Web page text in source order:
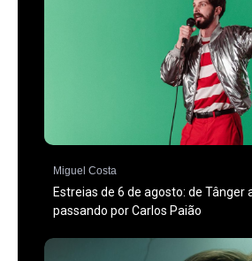
Miguel Costa
Estreias de 6 de agosto: de Tânger
passando por Carlos Paião